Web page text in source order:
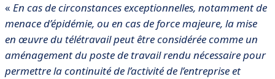
« En cas de circonstances exceptionnelles, notamment de
menace d’épidémie, ou en cas de force majeure, la mise
en œuvre du télétravail peut être considérée comme un
aménagement du poste de travail rendu nécessaire pour
permettre la continuité de l’activité de l’entreprise et